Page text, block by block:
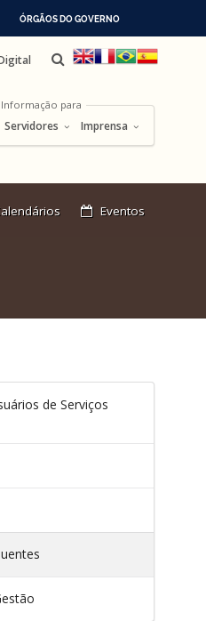
ÓRGÃOS DO GOVERNO
Informação para
Servidores Imprensa
Eventos
de Serviços